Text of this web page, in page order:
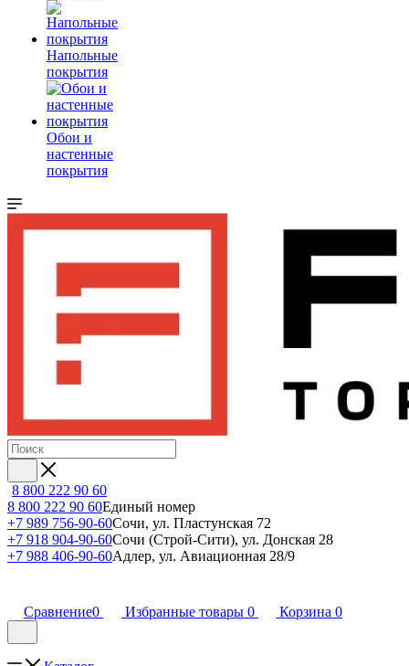
Напольные
покрытия
Обои и
настенные
покрытия
8 800 222 90 60
8 800 222 90 60Единый номер
+7 989 756-90-60Сочи, ул. Пластунская 72
+7 918 904-90-60Сочи (Строй-Сити), ул. Донская 28
+7 988 406-90-60Адлер, ул. Авиационная 28/9
Сравнение0 Избранные товары 0 Корзина 0